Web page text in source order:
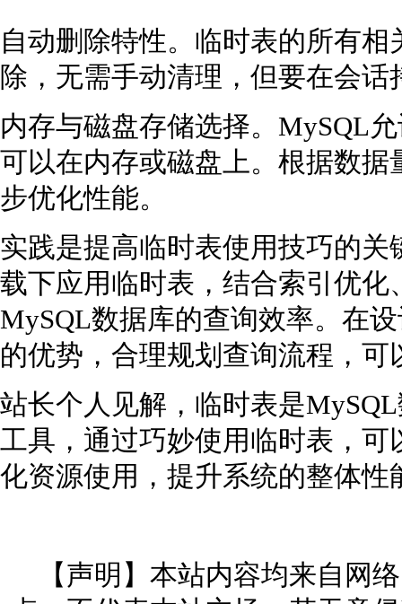
自动删除特性。临时表的所有
除，无需手动清理，但要在会
内存与磁盘存储选择。MySQL
可以在内存或磁盘上。根据数
步优化性能。
实践是提高临时表使用技巧的
载下应用临时表，结合索引优
MySQL数据库的查询效率。在
的优势，合理规划查询流程，
站长个人见解，临时表是
工具，通过巧妙使用临时表，
化资源使用，提升系统的整体性
【声明】本站内容均来自网